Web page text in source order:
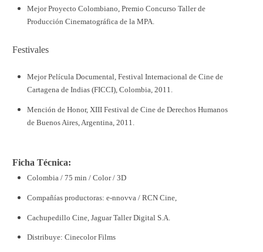
Mejor Proyecto Colombiano, Premio Concurso Taller de
Producción Cinematográfica de la MPA.
Festivales
Mejor Película Documental, Festival Internacional de Cine de
Cartagena de Indias (FICCI), Colombia, 2011.
Mención de Honor, XIII Festival de Cine de Derechos Humanos
de Buenos Aires, Argentina, 2011.
Ficha Técnica:
Colombia / 75 min / Color / 3D
Compañías productoras: e-nnovva / RCN Cine,
Cachupedillo Cine, Jaguar Taller Digital S.A.
Distribuye: Cinecolor Films